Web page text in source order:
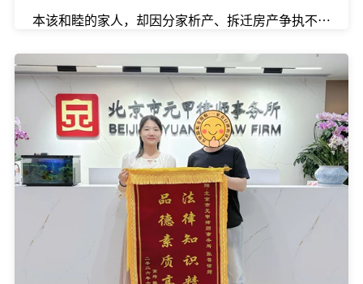
本该和睦的家人，却因分家析产、拆迁房产争执不休，